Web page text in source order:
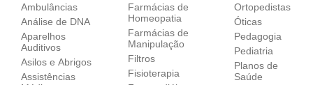
Ambulâncias
Análise de DNA
Aparelhos
Auditivos
Asilos e Abrigos
Assistências
Farmácias de
Homeopatia
Farmácias de
Manipulação
Filtros
Fisioterapia
Ortopedistas
Óticas
Pedagogia
Pediatria
Planos de
Saúde